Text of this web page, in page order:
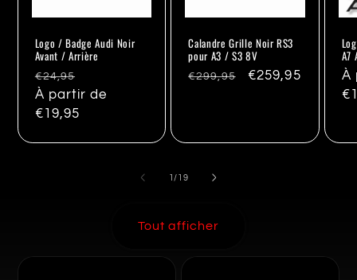
Logo / Badge Audi Noir
Avant / Arrière
Prix
habituel
€24,95
À partir de
€19,95
Calandre Grille Noir RS3
pour A3 / S3 8V
Prix
€299,95 Promo
€259,95
A7
À
1 /de
19
Tout afficher